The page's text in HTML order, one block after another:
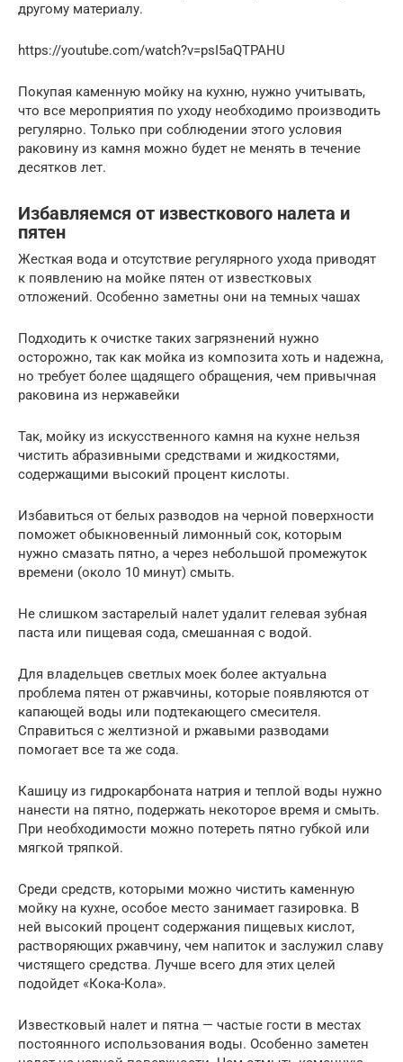
другому материалу.
https://youtube.com/watch?v=psI5aQTPAHU
Покупая каменную мойку на кухню, нужно учитывать,
что все мероприятия по уходу необходимо производить
регулярно. Только при соблюдении этого условия
раковину из камня можно будет не менять в течение
десятков лет.
Избавляемся от известкового налета и
пятен
Жесткая вода и отсутствие регулярного ухода приводят
к появлению на мойке пятен от известковых
отложений. Особенно заметны они на темных чашах
Подходить к очистке таких загрязнений нужно
осторожно, так как мойка из композита хоть и надежна,
но требует более щадящего обращения, чем привычная
раковина из нержавейки
Так, мойку из искусственного камня на кухне нельзя
чистить абразивными средствами и жидкостями,
содержащими высокий процент кислоты.
Избавиться от белых разводов на черной поверхности
поможет обыкновенный лимонный сок, которым
нужно смазать пятно, а через небольшой промежуток
времени (около 10 минут) смыть.
Не слишком застарелый налет удалит гелевая зубная
паста или пищевая сода, смешанная с водой.
Для владельцев светлых моек более актуальна
проблема пятен от ржавчины, которые появляются от
капающей воды или подтекающего смесителя.
Справиться с желтизной и ржавыми разводами
помогает все та же сода.
Кашицу из гидрокарбоната натрия и теплой воды нужно
нанести на пятно, подержать некоторое время и смыть.
При необходимости можно потереть пятно губкой или
мягкой тряпкой.
Среди средств, которыми можно чистить каменную
мойку на кухне, особое место занимает газировка. В
ней высокий процент содержания пищевых кислот,
растворяющих ржавчину, чем напиток и заслужил славу
чистящего средства. Лучше всего для этих целей
подойдет «Кока-Кола».
Известковый налет и пятна — частые гости в местах
постоянного использования воды. Особенно заметен